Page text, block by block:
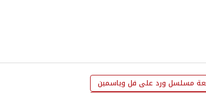
مسلسل ورد على فل وياسمين